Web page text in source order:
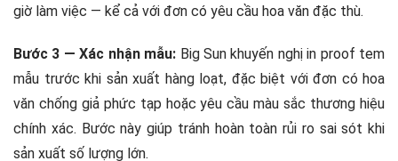
giờ làm việc — kể cả với đơn có yêu cầu hoa văn đặc thù.
Bước 3 — Xác nhận mẫu: Big Sun khuyến nghị in proof tem
mẫu trước khi sản xuất hàng loạt, đặc biệt với đơn có hoa
văn chống giả phức tạp hoặc yêu cầu màu sắc thương hiệu
chính xác. Bước này giúp tránh hoàn toàn rủi ro sai sót khi
sản xuất số lượng lớn.